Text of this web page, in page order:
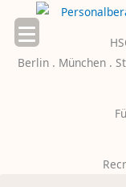
Inhalt
springen
Berlin . München .